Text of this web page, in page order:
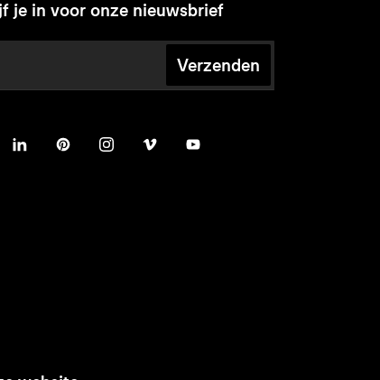
je in voor onze nieuwsbrief
Verzenden